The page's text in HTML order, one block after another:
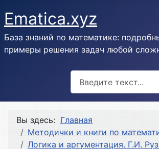
Ematica.xyz
База знаний по математике:
примеры решения задач любой
Вы здесь: Главная
Методички и книги по
Логика и аргументация. Г.И.